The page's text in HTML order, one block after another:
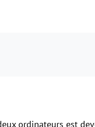
ordinateurs est